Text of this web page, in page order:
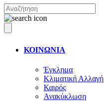
ΚΟΙΝΩΝΙΑ
Έγκλημα
Κλιματική Αλλαγή
Καιρός
Ανακύκλωση